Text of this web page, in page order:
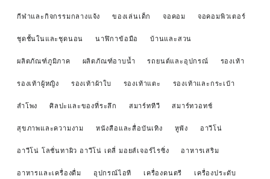
กีฬาและกิจกรรมกลางแจ้ง ของเล่นเด็ก จอคอม จอคอมพิวเตอร์
ชุดชั้นในและชุดนอน นาฬิกาข้อมือ บ้านและสวน
ผลิตภัณฑ์ภูมิภาค ผลิตภัณฑ์อาบน้ำ รถยนต์และอุปกรณ์ รองเท้า
รองเท้าผู้หญิง รองเท้าผ้าใบ รองเท้าแตะ รองเท้าและกระเป๋า
ลำโพง ศิลปะและของที่ระลึก สมาร์ททีวี สมาร์ทวอทช์
สุขภาพและความงาม หนังสือและสื่อบันเทิง หูฟัง อาวีโน่
อาวีโน่ โลชั่นทาผิว อาวีโน่ เดลี่ มอยส์เจอร์ไรซิ่ง อาหารเสริม
อาหารและเครื่องดื่ม อุปกรณ์ไอที เครื่องดนตรี เครื่องประดับ